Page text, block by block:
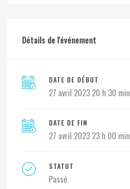
Détails de l'événement
DATE DE DÉBUT
27 avril 2023 20 h 30 min
DATE DE FIN
27 avril 2023 23 h 00 min
STATUT
Passé